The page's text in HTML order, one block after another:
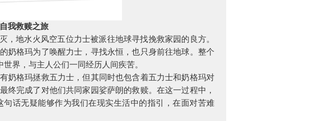
我救赎之旅
地水火风空五位力士被派往地球寻找挽救家园的良方。
奶格玛为了唤醒力士，寻找永恒，也只身前往地球。整个
界，与主人公们一同经历人间疾苦。
奶格玛拯救五力士，但其同时也包含着五力士和奶格玛对
终完成了对他们共同家园娑萨朗的救赎。在这一过程中，
话无疑能够作为我们在现实生活中的指引，在面对苦难